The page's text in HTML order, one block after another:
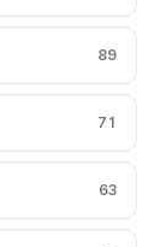
89
71
63